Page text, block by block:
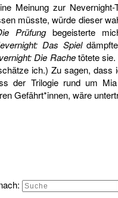
Meinung zur Nevernight-
müsste, würde dieser
Prüfungbegeisterte
Das Spiel
Die Rachetötete sie.
ich.) Zu sagen, dass
der Trilogie rund um
Gefährt*innen, wäre